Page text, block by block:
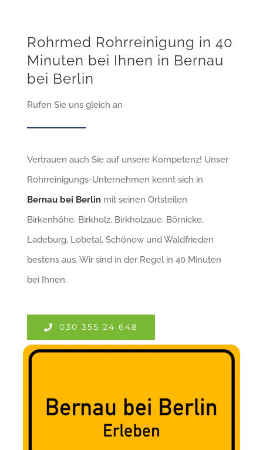
Rohrmed Rohrreinigung in 40
Minuten bei Ihnen in Bernau
bei Berlin
Rufen Sie uns gleich an
Vertrauen auch Sie auf unsere Kompetenz! Unser
Rohrreinigungs-Unternehmen kennt sich in
Bernau bei Berlin mit seinen Ortsteilen
Birkenhöhe, Birkholz, Birkholzaue, Börnicke,
Ladeburg, Lobetal, Schönow und Waldfrieden
bestens aus. Wir sind in der Regel in 40 Minuten
bei Ihnen.
030 355 24 648